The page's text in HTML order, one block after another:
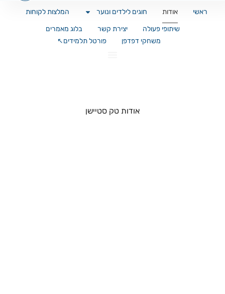
ראשי אודות חוגים לילדים ונוער
המלצות לקוחות
שיתופי פעולה
יצירת קשר
בלוג מאמרים
משחקי דפדפן
פורטל תלמידים↖️
אודות טק סטיישן